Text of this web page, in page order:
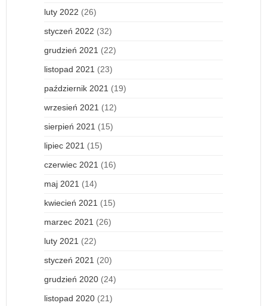
luty 2022 (26)
styczeń 2022 (32)
grudzień 2021 (22)
listopad 2021 (23)
październik 2021 (19)
wrzesień 2021 (12)
sierpień 2021 (15)
lipiec 2021 (15)
czerwiec 2021 (16)
maj 2021 (14)
kwiecień 2021 (15)
marzec 2021 (26)
luty 2021 (22)
styczeń 2021 (20)
grudzień 2020 (24)
listopad 2020 (21)